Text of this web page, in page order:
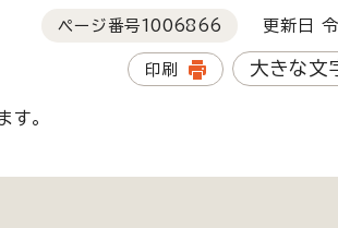
ページ番号1006866 更新日
印刷 大きな文
。